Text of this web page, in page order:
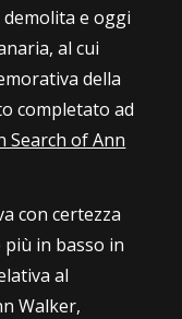
e oggi
al cui
della
completato ad
Search of Ann
con certezza
più in basso in
al
Walker,